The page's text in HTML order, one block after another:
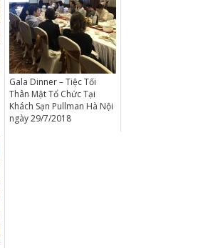
Gala Dinner – Tiệc Tối
Thân Mật Tổ Chức Tại
Khách Sạn Pullman Hà Nội
ngày 29/7/2018